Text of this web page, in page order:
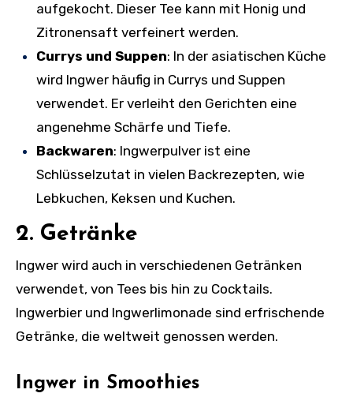
aufgekocht. Dieser Tee kann mit Honig und
Zitronensaft verfeinert werden.
Currys und Suppen: In der asiatischen Küche
wird Ingwer häufig in Currys und Suppen
verwendet. Er verleiht den Gerichten eine
angenehme Schärfe und Tiefe.
Backwaren: Ingwerpulver ist eine
Schlüsselzutat in vielen Backrezepten, wie
Lebkuchen, Keksen und Kuchen.
2. Getränke
Ingwer wird auch in verschiedenen Getränken
verwendet, von Tees bis hin zu Cocktails.
Ingwerbier und Ingwerlimonade sind erfrischende
Getränke, die weltweit genossen werden.
Ingwer in Smoothies